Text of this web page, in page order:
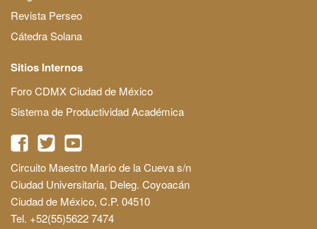
Revista Perseo
Cátedra Solana
Sitios Internos
Foro CDMX Ciudad de México
Sistema de Productividad Académica
Circuito Maestro Mario de la Cueva s/n
Ciudad Universitaria, Deleg. Coyoacán
Ciudad de México, C.P. 04510
Tel. +52(55)5622 7474